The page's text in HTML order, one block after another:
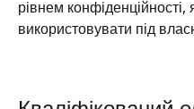
рівнем
використовувати під